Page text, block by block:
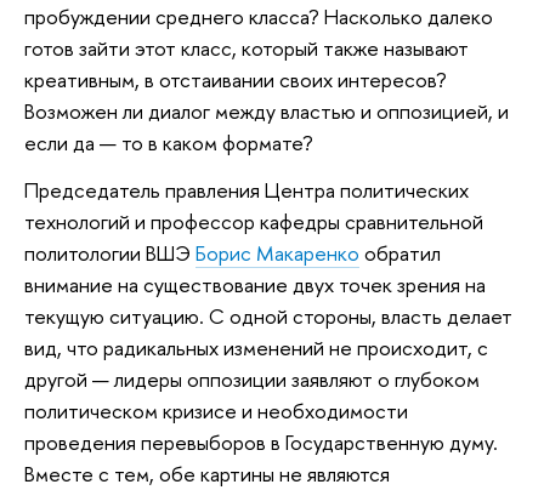
пробуждении среднего класса? Насколько далеко
готов зайти этот класс, который также называют
креативным, в отстаивании своих интересов?
Возможен ли диалог между властью и оппозицией, и
если да — то в каком формате?
Председатель правления Центра политических
технологий и профессор кафедры сравнительной
политологии ВШЭ Борис Макаренко обратил
внимание на существование двух точек зрения на
текущую ситуацию. С одной стороны, власть делает
вид, что радикальных изменений не происходит, с
другой — лидеры оппозиции заявляют о глубоком
политическом кризисе и необходимости
проведения перевыборов в Государственную думу.
Вместе с тем, обе картины не являются